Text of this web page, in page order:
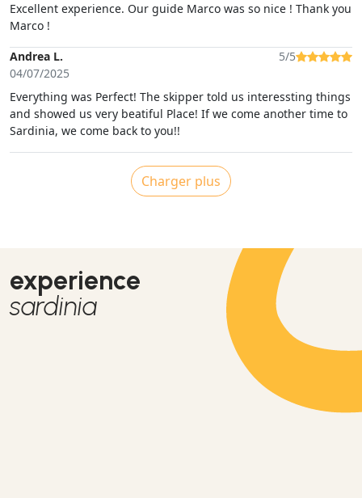
Excellent experience. Our guide Marco was so nice ! Thank you
Marco !
Andrea L.
04/07/2025
5/5
Everything was Perfect! The skipper told us interessting things
and showed us very beatiful Place! If we come another time to
Sardinia, we come back to you!!
Charger plus
experience
sardinia